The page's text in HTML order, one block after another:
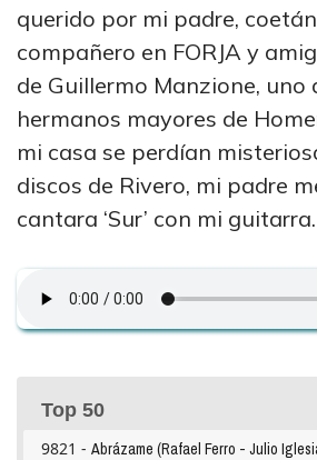
querido por mi padre,
compañero en FORJA y
de Guillermo Manzione, uno
hermanos mayores de
mi casa se perdían
discos de Rivero, mi padre
cantara ‘Sur’ con mi guitarra.
Top 50
9821 - Abrázame (Rafael Ferro - Julio